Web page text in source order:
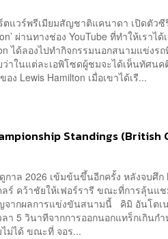
แวร์พรีเมียมสัญชาติแคนาดา เปิดตัวซี
ผ่านทางช่อง YouTube ที่ทำให้เราไ
ได้ลองไปทำกิจกรรมนอกสนามแข่งร
ว่าในแต่ละเอพิโซดผู้ชมจะได้เห็นทัศนค
ง Lewis Hamilton เมื่อเขาได้เรี...
Standings (British
าล 2026 เข้มข้นขึ้นอีกครั้ง หลังจบศึก
ลร์ คว้าชัยให้เฟอร์รารี ขณะที่การลุ้นแ
จากผลการแข่งขันสนามนี้ คิมิ อันโตเ
า 5 วินาทีจากการออกนอกแทร็กเกินก
ม่ได้ ขณะที่ จอร...